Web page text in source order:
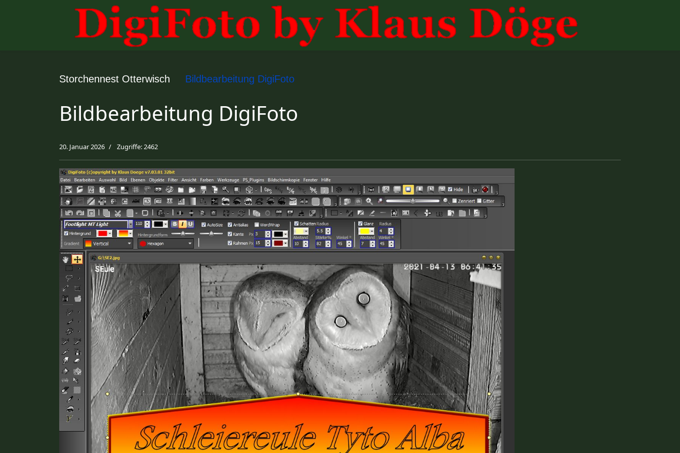
Storchennest Otterwisch Bildbearbeitung DigiFoto
Bildbearbeitung DigiFoto
20. Januar 2026 Zugriffe: 2462